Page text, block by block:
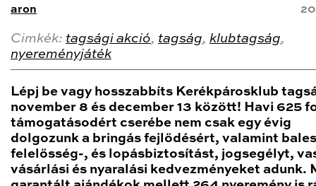
aron
Cimkék: tagsági akció, tagság, klubtagság,
nyereményjáték
Lépj be vagy hosszabbíts Kerékpárosklub
november 8 és december 13 között! Havi 625
támogatásodért cserébe nem csak egy évig
dolgozunk a bringás fejlődésért, valamint
felelősség-, és lopásbiztosítást, jogsegélyt,
vásárlási és nyaralási kedvezményeket adunk.